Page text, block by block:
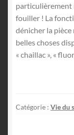
particulièrement
fouiller ! La
dénicher la pièce
belles choses
« chaillac », «
Catégorie : Vie du